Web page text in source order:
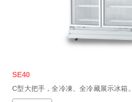
SE40
C型大把手，全冷凍、全冷藏展示冰箱。